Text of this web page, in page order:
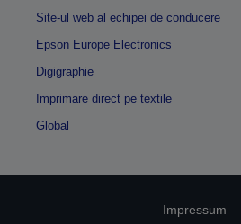
Site-ul web al echipei de conducere
Epson Europe Electronics
Digigraphie
Imprimare direct pe textile
Global
Impressum